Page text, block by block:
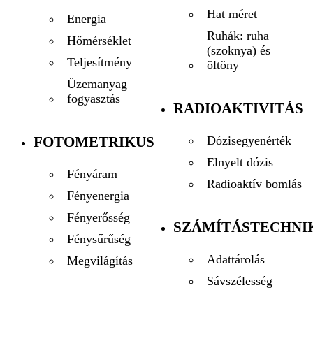
Energia
Hőmérséklet
Teljesítmény
Üzemanyag
fogyasztás
FOTOMETRIKUS
Fényáram
Fényenergia
Fényerősség
Fénysűrűség
Megvilágítás
Hat méret
Ruhák: ruha
(szoknya) és
öltöny
RADIOAKTIVITÁS
Dózisegyenérték
Elnyelt dózis
Radioaktív bomlás
Adattárolás
Sávszélesség